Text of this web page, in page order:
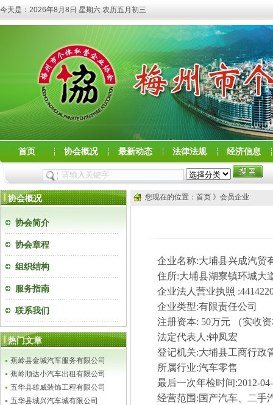
今天是： 2026年8月8日 星期六 农历五月初三
首页 协会概况 最新动态 法律法规 经济信息
协会概况
协会简介
协会章程
组织结构
服务指南
联系我们
热门文章
蕉岭县金城汽车服务有限公司
蕉岭顺达小汽车出租有限公司
五华县雄威装饰工程有限公司
五华县城兴汽车城有限公司
您现在的位置：首页 》会员企业
企业名称:大埔县兴成汽贸
住所:大埔县湖寮镇环城大
企业法人营业执照
企业类型:有限责任公司
注册资本: 50万元 （实收
法定代表人 :钟凤宏
登记机关:大埔县工商行政
所属行业:汽车零售
最后一次年检时间:2012-
经营范围 :国产汽车、二手